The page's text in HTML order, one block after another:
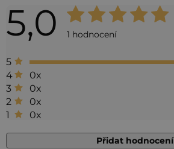
5,0
Průměrné
hodnocení
je
1 hodnocení
5
4
0x
3
0x
2
0x
1
0x
Přidat hodnocení